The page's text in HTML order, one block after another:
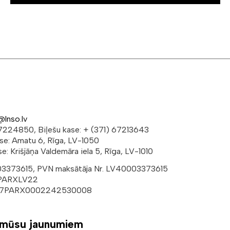
Biļešu kase: + (371) 67213643
Amatu 6, Rīga, LV-1050
Krišjāņa Valdemāra iela 5, Rīga, LV-1010
PVN maksātāja Nr. LV40003373615
jaunumiem